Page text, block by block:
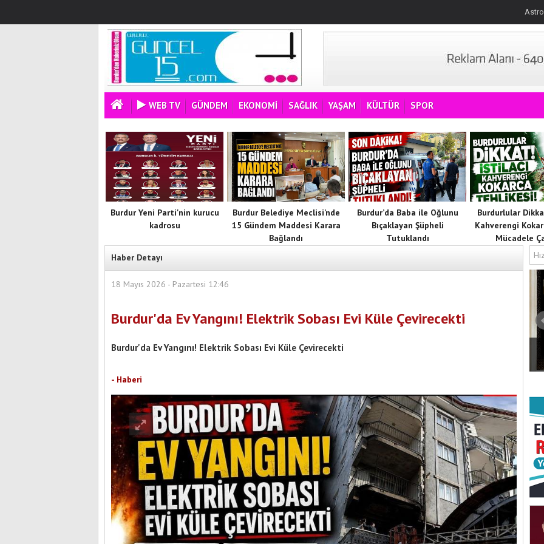
WEB TV GÜNDEM EKONOMİ SAĞLIK YAŞAM KÜLTÜR SPOR
Burdur Yeni Parti'nin kurucu
kadrosu
Burdur Belediye Meclisi’nde
15 Gündem Maddesi Karara
Bağlandı
Burdur’da Baba ile Oğlunu
Bıçaklayan Şüpheli
Tutuklandı
Burdurlular
Kahverengi
Mücadele
Haber Detayı
18 Mayıs 2026 - Pazartesi 12:46
Burdur'da Ev Yangını! Elektrik Sobası Evi Küle Çevirecekti
Burdur'da Ev Yangını! Elektrik Sobası Evi Küle Çevirecekti
- Haberi
Uzman Onbaşı Hikmet Zengin Parkı